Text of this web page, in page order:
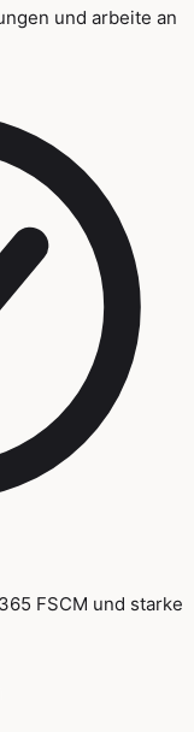
und arbeite an
FSCM und starke